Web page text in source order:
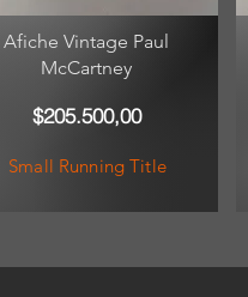
Afiche Vintage Paul
McCartney
$205.500,00
Small Running Title